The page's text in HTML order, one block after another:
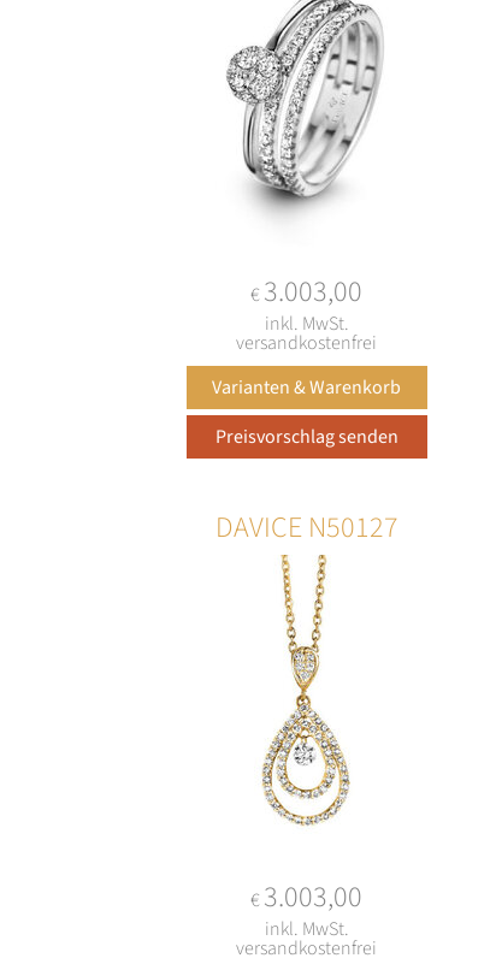
€3.003,00
inkl. MwSt.
versandkostenfrei
DAVICE N50127
€3.003,00
inkl. MwSt.
versandkostenfrei